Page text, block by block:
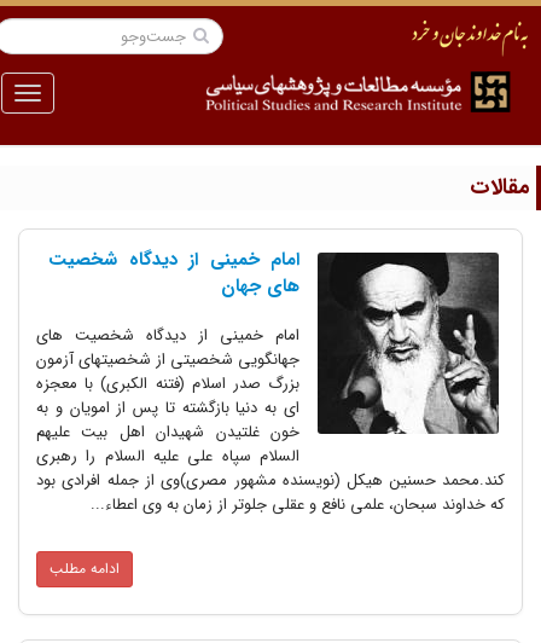
منو
امام خمینی از دیدگاه شخصیت
های جهان
امام خمینی از دیدگاه شخصیت های
جهانگویی شخصیتی از شخصیتهای آزمون
بزرگ صدر اسلام (فتنه الکبری) با معجزه
ای به دنیا بازگشته تا پس از امویان و به
خون غلتیدن شهیدان اهل بیت علیهم
السلام سپاه علی علیه السلام را رهبری
کند.محمد حسنین هیکل (نویسنده مشهور مصری)وی از جمله افرادی بود
که خداوند سبحان، علمی نافع و عقلی جلوتر از زمان به وی اعطاء...
ادامه مطلب